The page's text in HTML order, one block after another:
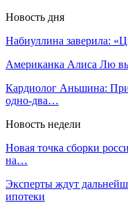
Новость дня
Набиуллина заверила:
Американка Алиса Лю
Кардиолог Аньшина:
одно-два…
Новость недели
Новая точка сборки
на…
Эксперты ждут
ипотеки